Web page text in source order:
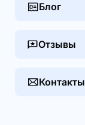
Блог
Отзывы
Контакты